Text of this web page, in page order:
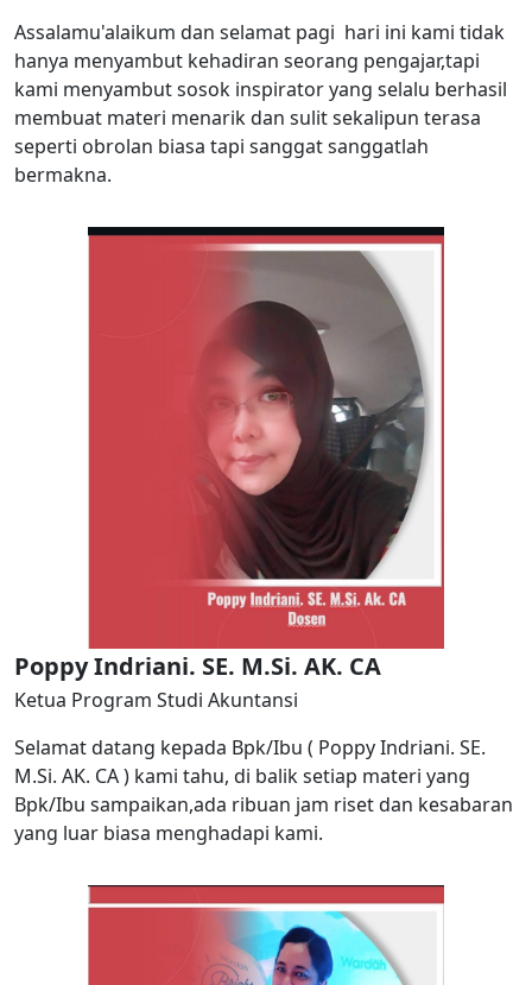
Assalamu'alaikum dan selamat pagi hari ini kami tidak
hanya menyambut kehadiran seorang pengajar,tapi
kami menyambut sosok inspirator yang selalu berhasil
membuat materi menarik dan sulit sekalipun terasa
seperti obrolan biasa tapi sanggat sanggatlah
bermakna.
Poppy Indriani. SE. M.Si. AK. CA
Ketua Program Studi Akuntansi
Selamat datang kepada Bpk/Ibu ( Poppy Indriani. SE.
M.Si. AK. CA ) kami tahu, di balik setiap materi yang
Bpk/Ibu sampaikan,ada ribuan jam riset dan kesabaran
yang luar biasa menghadapi kami.